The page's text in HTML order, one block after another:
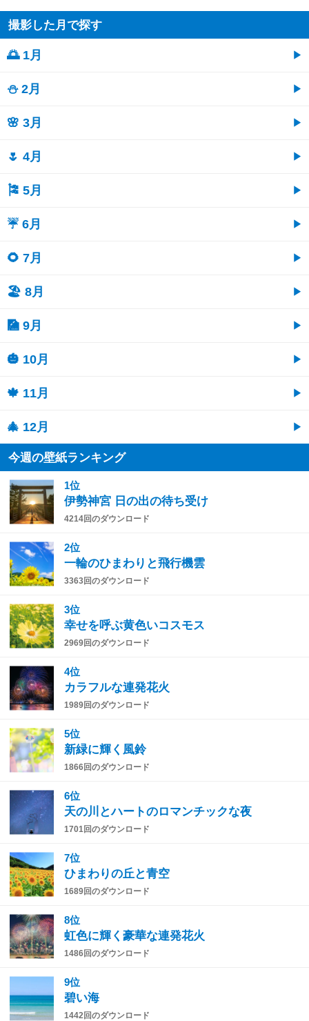
撮影した月で探す
🌅 1月
⛄ 2月
🌸 3月
🌷 4月
🎏 5月
☔ 6月
🌻 7月
🏖 8月
🎑 9月
🎃 10月
🍁 11月
🎄 12月
今週の壁紙ランキング
1位
伊勢神宮 日の出の待ち受け
4214回のダウンロード
2位
一輪のひまわりと飛行機雲
3363回のダウンロード
3位
幸せを呼ぶ黄色いコスモス
2969回のダウンロード
4位
カラフルな連発花火
1989回のダウンロード
5位
新緑に輝く風鈴
1866回のダウンロード
6位
天の川とハートのロマンチックな夜
1701回のダウンロード
7位
ひまわりの丘と青空
1689回のダウンロード
8位
虹色に輝く豪華な連発花火
1486回のダウンロード
9位
碧い海
1442回のダウンロード